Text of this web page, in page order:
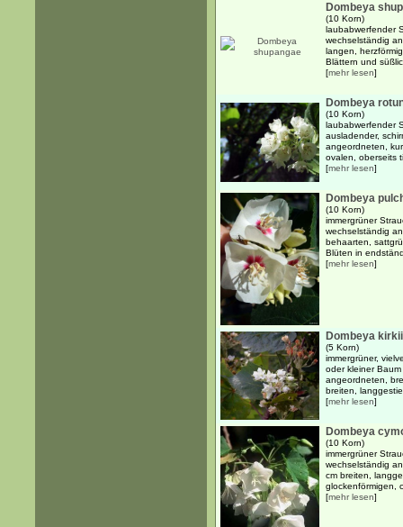
Dombeya
(10 Korn)
laubabwerfender
wechselständig
langen,
Blättern und
[mehr lesen]
Dombeya
(10 Korn)
laubabwerfender
ausladender,
angeordneten,
ovalen, oberseits
[mehr lesen]
Dombeya
(10 Korn)
immergrüner
wechselständig
behaarten,
Blüten in
[mehr lesen]
Dombeya kirkii
(5 Korn)
immergrüner,
oder kleiner
angeordneten,
breiten,
[mehr lesen]
Dombeya
(10 Korn)
immergrüner
wechselständig
cm breiten,
glockenförmigen,
[mehr lesen]